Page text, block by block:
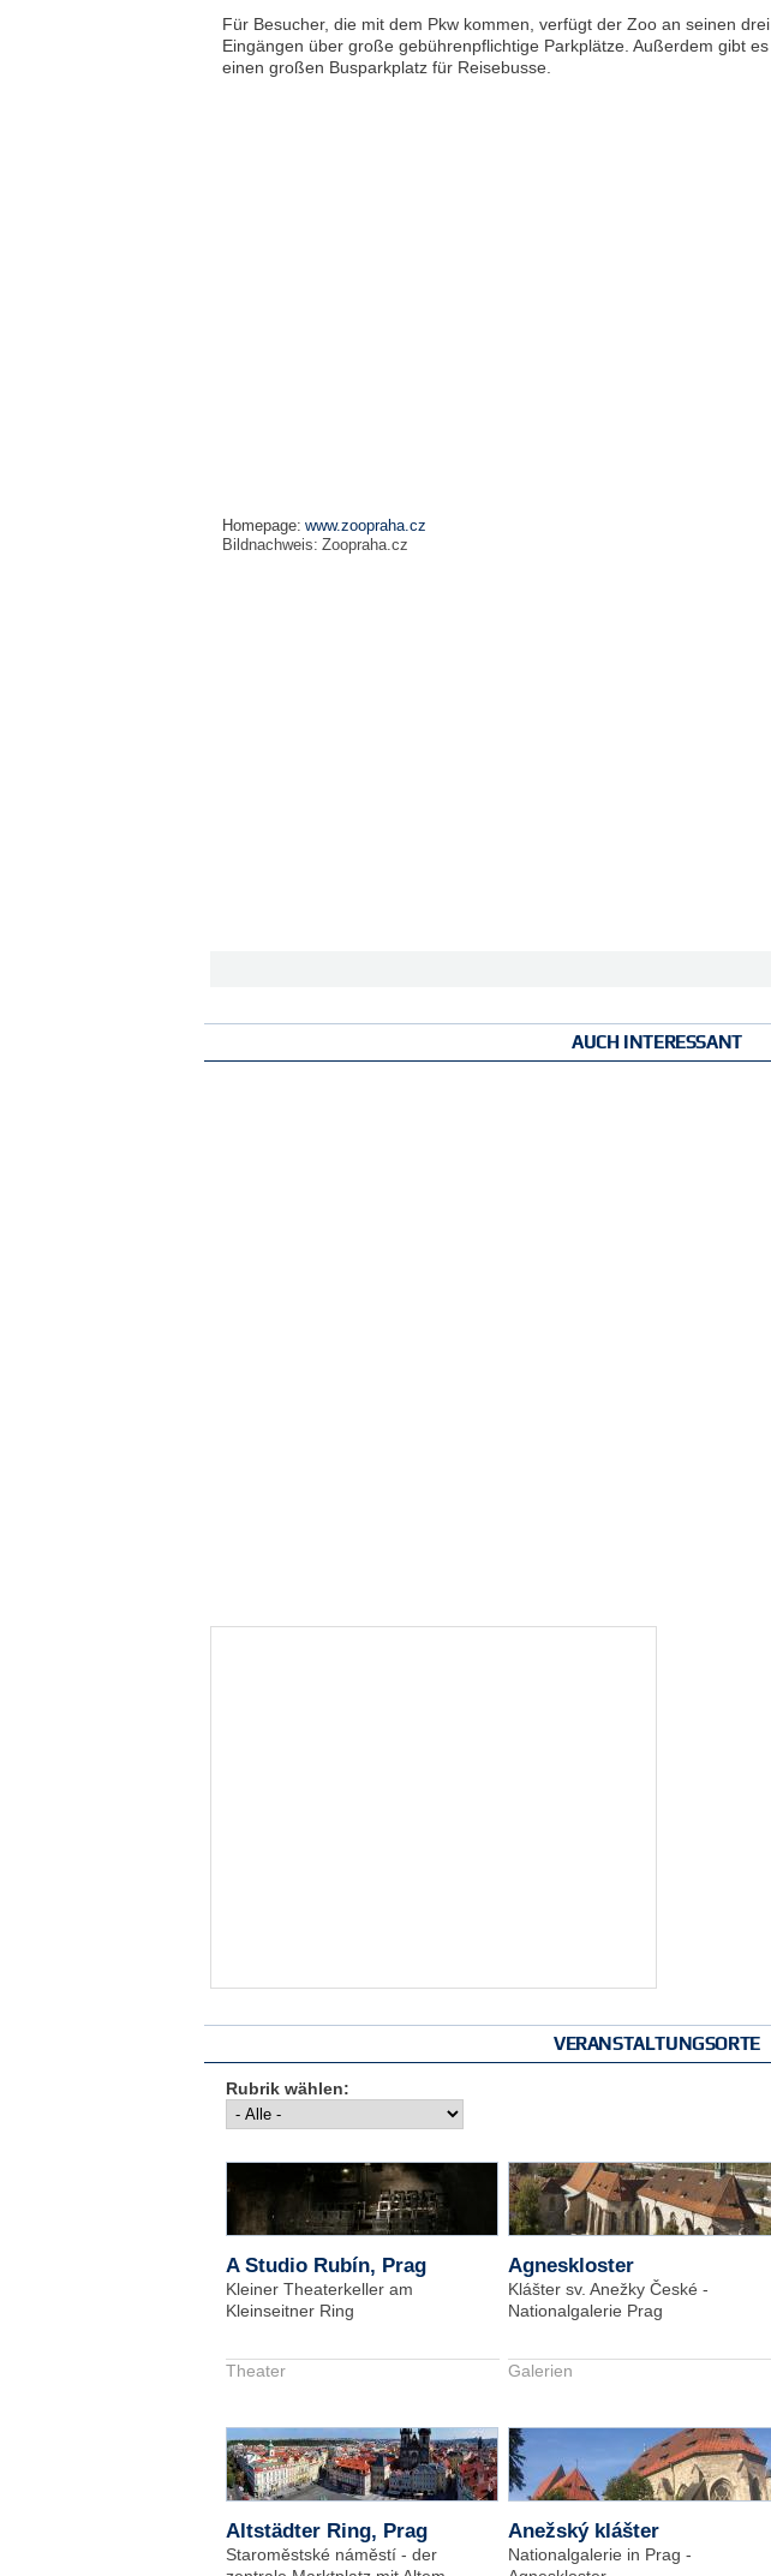
Für Besucher, die mit dem Pkw kommen, verfügt der Zoo an seinen drei
Eingängen über große gebührenpflichtige Parkplätze. Außerdem gibt es
einen großen Busparkplatz für Reisebusse.
Homepage: www.zoopraha.cz
Bildnachweis: Zoopraha.cz
AUCH INTERESSANT
VERANSTALTUNGSORTE
Rubrik wählen:
A Studio Rubín, Prag
Kleiner Theaterkeller am
Kleinseitner Ring
Theater
Agneskloster
Klášter sv. Anežky České -
Nationalgalerie Prag
Galerien
Altstädter Ring, Prag
Staroměstské náměstí - der
Anežský klášter
Nationalgalerie in Prag -